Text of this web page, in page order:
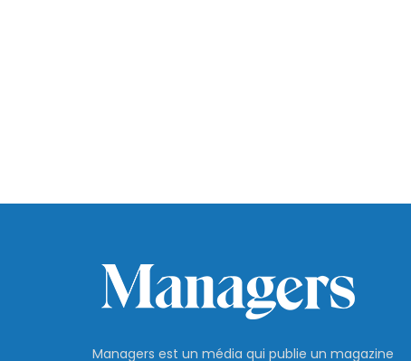
Managers est un média qui publie un magazine